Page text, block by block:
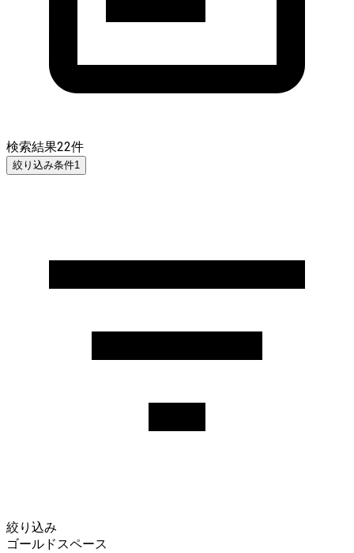
検索結果22件
絞り込み条件1
絞り込み
ゴールドスペース